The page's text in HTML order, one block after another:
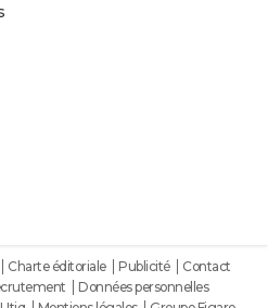
Charte éditoriale Publicité
Contact
Données personnelles